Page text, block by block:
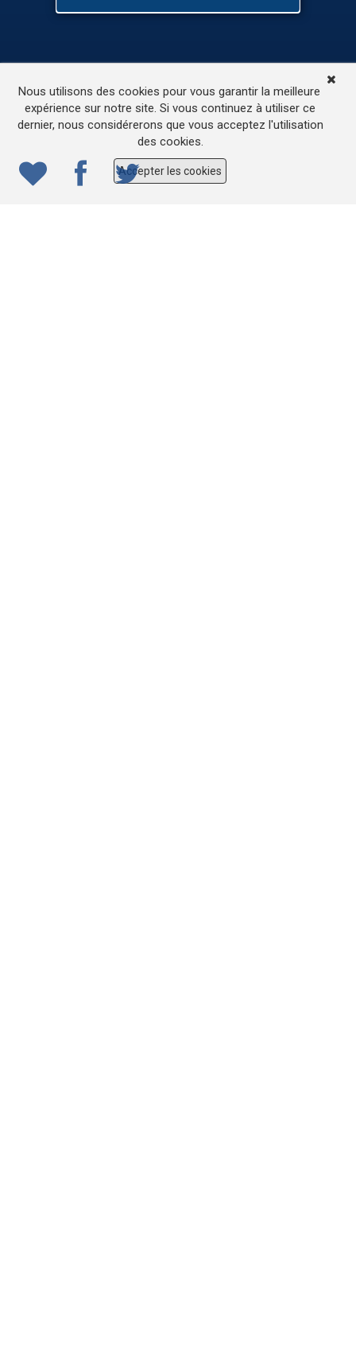
L’accessibilité de ce site
© 2022ONE.be– Production : Dew production – Tous
droits réservés – Webdesign: Lokidor
Nous utilisons des cookies pour vous garantir la meilleure
expérience sur notre site. Si vous continuez à utiliser ce
dernier, nous considérerons que vous acceptez l'utilisation
des cookies.
Accepter les cookies